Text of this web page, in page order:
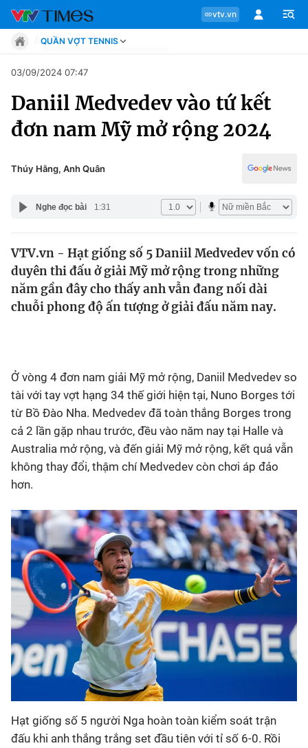
vtv.vn
Chuyên mục
Tin tức
Move
Chân dung
Sự kiện
Thể thao Điện tử
Các môn khác
VIDEO
QUẦN VỢT TENNIS
Move
Phong cách
Sự kiện
Thể thao điện tử
Video
03/09/2024 07:47
Daniil Medvedev vào tứ kết
đơn nam Mỹ mở rộng 2024
Thúy Hằng, Anh Quân
Nghe đọc bài 1:31
VTV.vn - Hạt giống số 5 Daniil Medvedev vốn có
duyên thi đấu ở giải Mỹ mở rộng trong những
năm gần đây cho thấy anh vẫn đang nối dài
chuỗi phong độ ấn tượng ở giải đấu năm nay.
Ở vòng 4 đơn nam giải Mỹ mở rộng, Daniil Medvedev so
tài với tay vợt hạng 34 thế giới hiện tại, Nuno Borges tới
từ Bồ Đào Nha. Medvedev đã toàn thắng Borges trong
cả 2 lần gặp nhau trước, đều vào năm nay tại Halle và
Australia mở rộng, và đến giải Mỹ mở rộng, kết quả vẫn
không thay đổi, thậm chí Medvedev còn chơi áp đảo
hơn.
Hạt giống số 5 người Nga hoàn toàn kiểm soát trận
đấu khi anh thắng trắng set đầu tiên với tỉ số 6-0. Rồi